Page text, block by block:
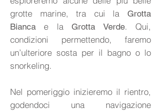
grotte marine, tra cui la Grotta
Bianca e laGrotta Verde. Qui,
condizioni permettendo, faremo
un’ulteriore sosta per il bagno o lo
snorkeling.
Nel pomeriggio inizieremo il rientro,
godendoci una navigazione